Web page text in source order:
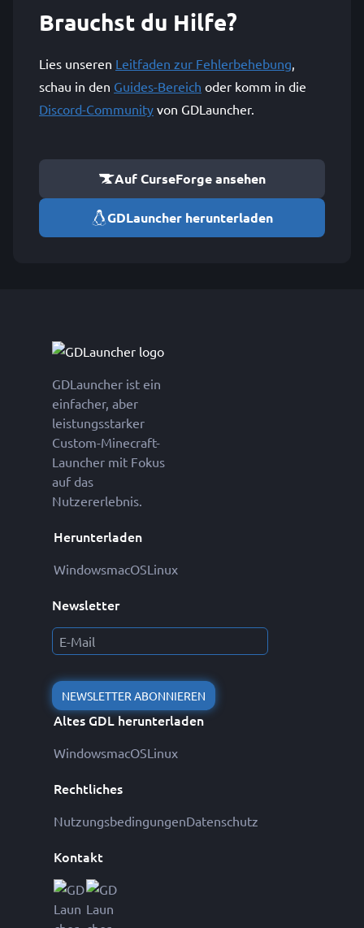
Brauchst du Hilfe?
Lies unseren Leitfaden zur Fehlerbehebung,
schau in den Guides-Bereich oder komm in die
Discord-Community von GDLauncher.
Auf CurseForge ansehen
GDLauncher herunterladen
GDLauncher ist ein
einfacher, aber
leistungsstarker
Custom-Minecraft-
Launcher mit Fokus
auf das
Nutzererlebnis.
Herunterladen
WindowsmacOSLinux
Newsletter
NEWSLETTER ABONNIEREN
Altes GDL herunterladen
WindowsmacOSLinux
Rechtliches
NutzungsbedingungenDatenschutz
Kontakt